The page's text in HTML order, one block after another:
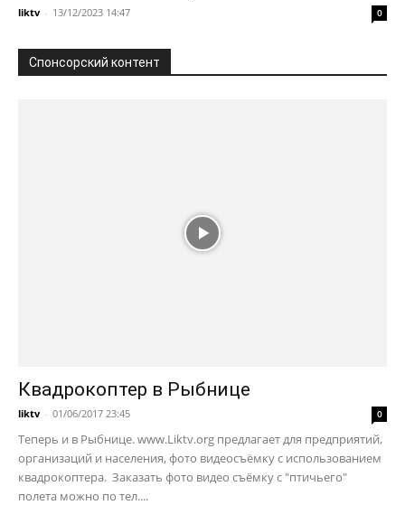
liktv - 13/12/2023 14:47 0
Спонсорский контент
Квадрокоптер в Рыбнице
liktv - 01/06/2017 23:45 0
Теперь и в Рыбнице. www.Liktv.org предлагает для предприятий,
организаций и населения, фото видеосъёмку с использованием
квадрокоптера. Заказать фото видео съёмку с "птичьего"
полета можно по тел....